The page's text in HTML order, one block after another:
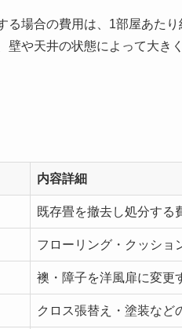
る場合の費用は、1部屋あた
壁や天井の状態によって大き
内容詳細
既存畳を撤去し処分する
フローリング・クッショ
襖・障子を洋風扉に変更
クロス張替え・塗装など